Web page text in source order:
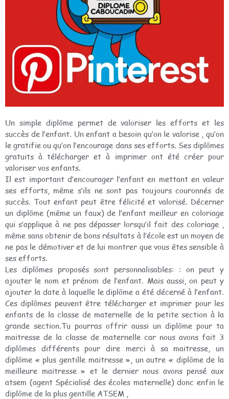
Un simple diplôme permet de valoriser les efforts et les
succès de l’enfant. Un enfant a besoin qu’on le valorise , qu’on
le gratifie ou qu’on l’encourage dans ses efforts. Ses diplômes
gratuits à télécharger et à imprimer ont été créer pour
valoriser vos enfants.
Il est important d’encourager l’enfant en mettant en valeur
ses efforts, même s’ils ne sont pas toujours couronnés de
succès. Tout enfant peut être félicité et valorisé. Décerner
un diplôme (même un faux) de l’enfant meilleur en coloriage
qui s’applique à ne pas dépasser lorsqu’il fait des coloriage ,
même sans obtenir de bons résultats à l’école est un moyen de
ne pas le démotiver et de lui montrer que vous êtes sensible à
ses efforts.
Les diplômes proposés sont personnalisables: : on peut y
ajouter le nom et prénom de l’enfant. Mais aussi, on peut y
ajouter la date à laquelle le diplôme a été décerné à l’enfant.
Ces diplômes peuvent être télécharger et imprimer pour les
enfants de la classe de maternelle de la petite section à la
grande section.Tu pourras offrir aussi un diplôme pour ta
maitresse de la classe de maternelle car nous avons fait 3
diplômes différents pour dire merci à sa maitresse, un
diplôme « plus gentille maitresse », un autre « diplôme de la
meilleure maitresse » et le dernier nous avons pensé aux
atsem (agent Spécialisé des écoles maternelle) donc enfin le
diplôme de la plus gentille ATSEM ,